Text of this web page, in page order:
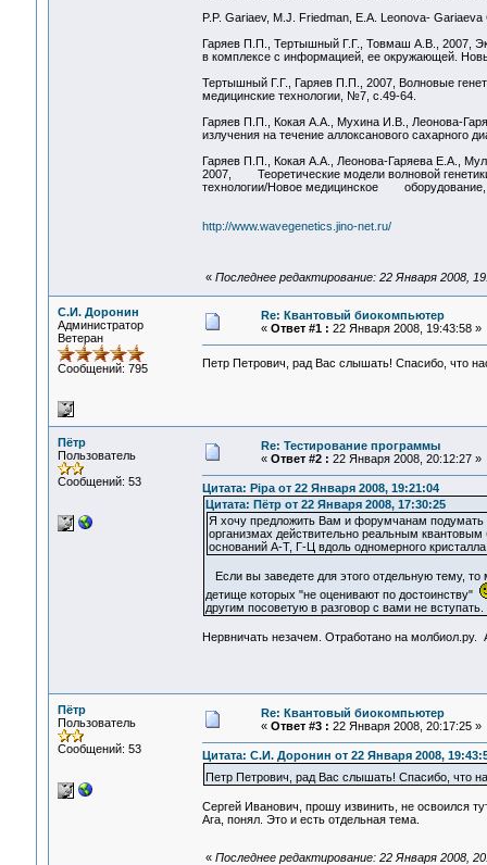
P.P. Gariaev, M.J. Friedman, E.A. Leonova-
Гаряев П.П., Тертышный Г.Г., Товмаш А.В., 2007,
в комплексе с информацией, ее окружающей.
Тертышный Г.Г., Гаряев П.П., 2007, Волновые
медицинские технологии, №7, с.49-64.
Гаряев П.П., Кокая А.А., Мухина И.В., Леонова-
излучения на течение аллоксанового
Гаряев П.П., Кокая А.А., Леонова-Гаряева
2007, Теоретические модели волновой
технологии/Новое медицинское
http://www.wavegenetics.jino-net.ru/
« Последнее редактирование: 22 Января 2008,
С.И. Доронин
Администратор
Ветеран
Сообщений: 795
Re: Квантовый биокомпьютер
« Ответ #1 : 22 Января 2008, 19:43:58 »
Петр Петрович, рад Вас слышать! Спасибо, что
Пётр
Пользователь
Сообщений: 53
Re: Тестирование программы
« Ответ #2 : 22 Января 2008, 20:12:27 »
Цитата: Pipa от 22 Января 2008, 19:21:04
Цитата: Пётр от 22 Января 2008, 17:30:25
Я хочу предложить Вам и форумчанам подумать
организмах действительно реальным
оснований А-Т, Г-Ц вдоль одномерного
Если вы заведете для этого отдельную тему, то
детище которых "не оценивают по достоинству"
другим посоветую в разговор с вами не вступать.
Нервничать незачем. Отработано на молбиол.ру.
Пётр
Пользователь
Сообщений: 53
Re: Квантовый биокомпьютер
« Ответ #3 : 22 Января 2008, 20:17:25 »
Цитата: С.И. Доронин от 22 Января 2008,
Петр Петрович, рад Вас слышать! Спасибо, что
Сергей Иванович, прошу извинить, не освоился
Ага, понял. Это и есть отдельная тема.
« Последнее редактирование: 22 Января 2008,